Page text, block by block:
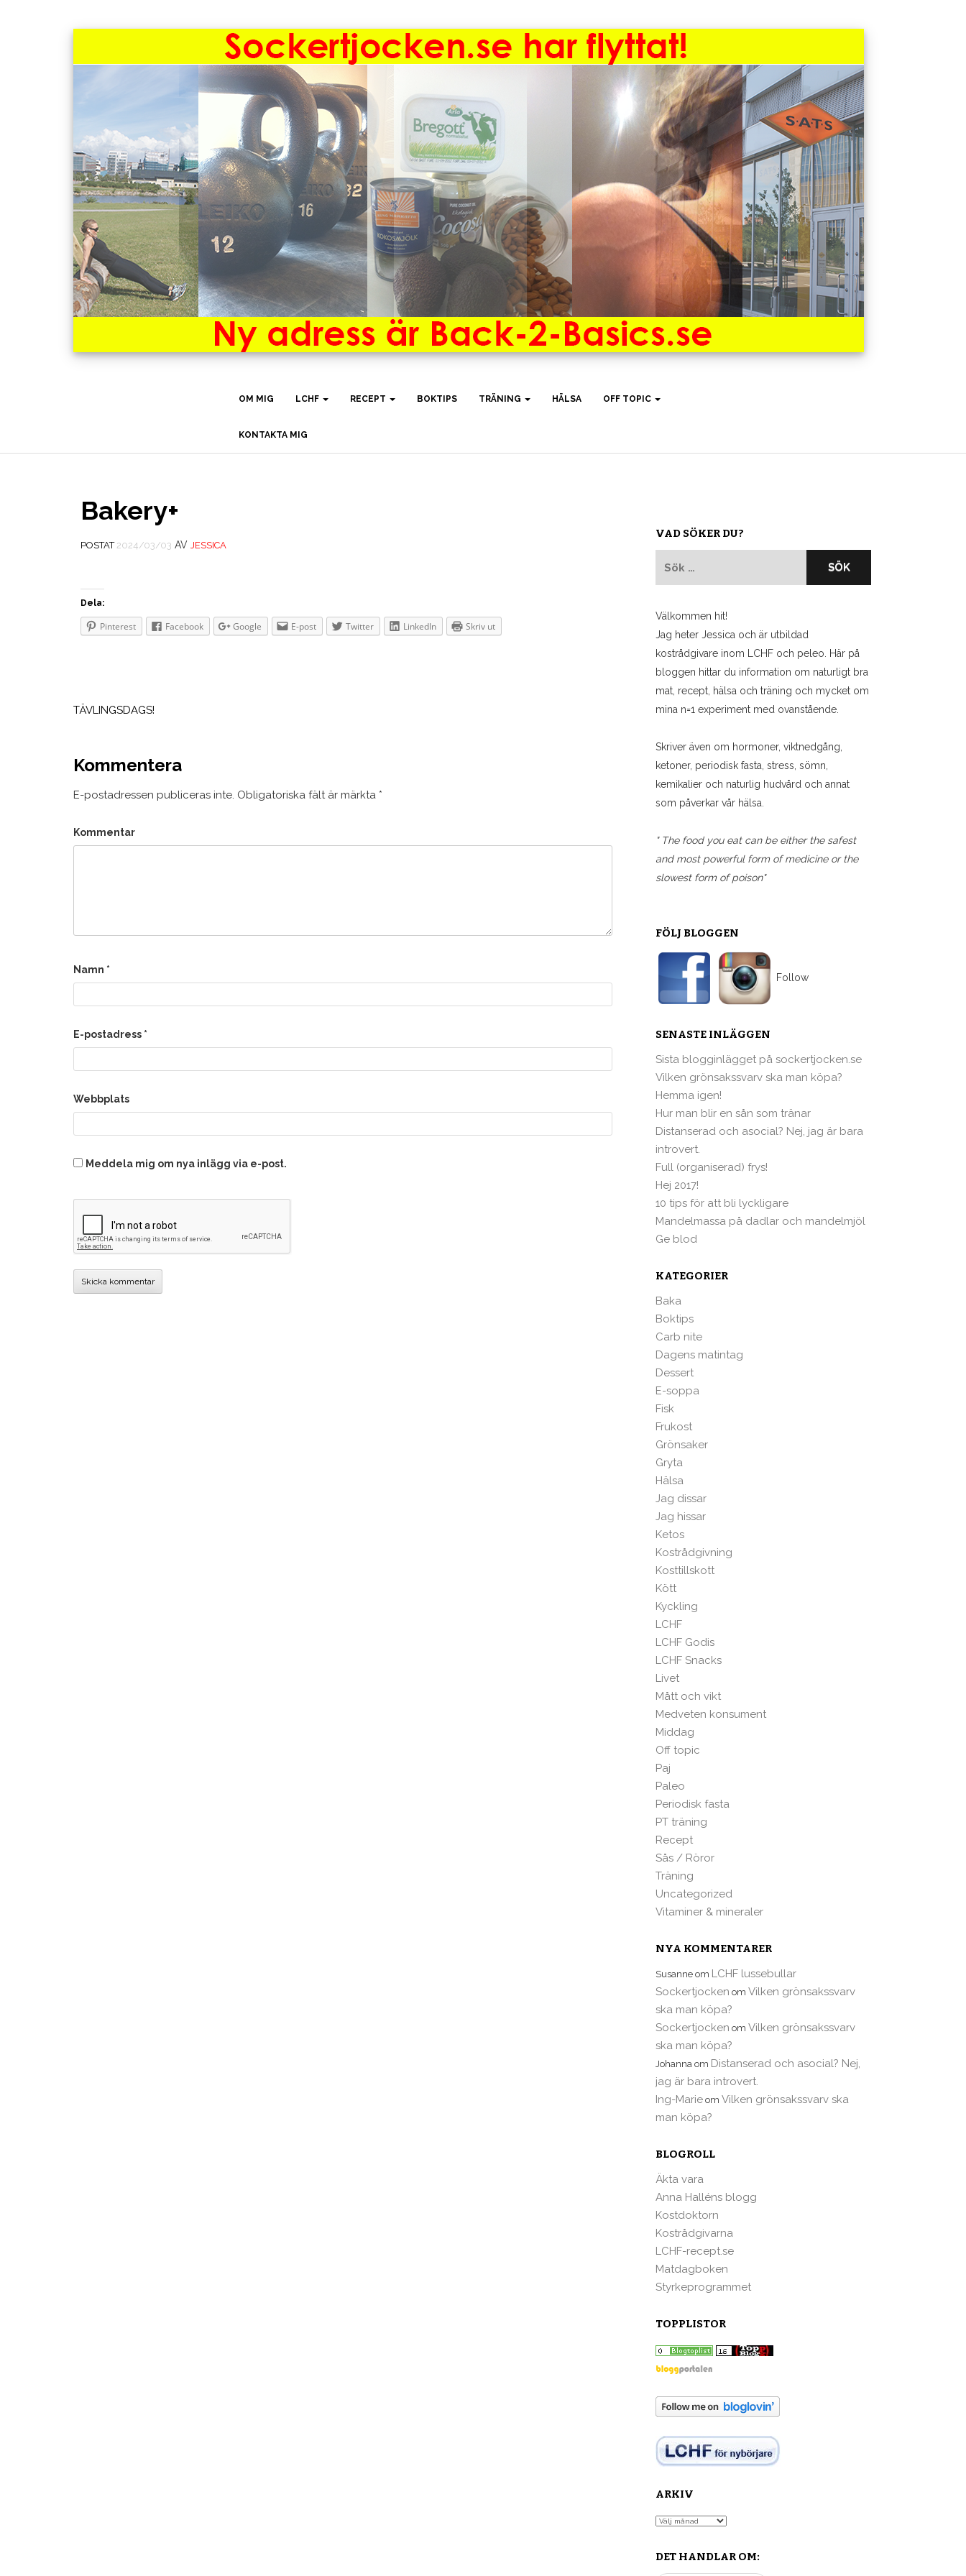
OM MIG LCHF RECEPT BOKTIPS TRÄNING HÄLSA OFF TOPIC
KONTAKTA MIG
Bakery+
POSTAT 2024/03/03 AV JESSICA
Dela:
Pinterest Facebook Google E-post Twitter LinkedIn Skriv ut
TÄVLINGSDAGS!
Kommentera
E-postadressen publiceras inte. Obligatoriska fält är märkta *
Kommentar
Namn *
E-postadress *
Webbplats
Meddela mig om nya inlägg via e-post.
VAD SÖKER DU?
Välkommen hit!
Jag heter Jessica och är utbildad
kostrådgivare inom LCHF och peleo. Här på
bloggen hittar du information om naturligt bra
mat, recept, hälsa och träning och mycket om
mina n=1 experiment med ovanstående.
Skriver även om hormoner, viktnedgång,
ketoner, periodisk fasta, stress, sömn,
kemikalier och naturlig hudvård och annat
som påverkar vår hälsa.
" The food you eat can be either the safest
and most powerful form of medicine or the
slowest form of poison"
FÖLJ BLOGGEN
Follow
SENASTE INLÄGGEN
Sista blogginlägget på sockertjocken.se
Vilken grönsakssvarv ska man köpa?
Hemma igen!
Hur man blir en sån som tränar
Distanserad och asocial? Nej, jag är bara
introvert.
Full (organiserad) frys!
Hej 2017!
10 tips för att bli lyckligare
Mandelmassa på dadlar och mandelmjöl
Ge blod
KATEGORIER
Baka
Boktips
Carb nite
Dagens matintag
Dessert
E-soppa
Fisk
Frukost
Grönsaker
Gryta
Hälsa
Jag dissar
Jag hissar
Ketos
Kostrådgivning
Kosttillskott
Kött
Kyckling
LCHF
LCHF Godis
LCHF Snacks
Livet
Mått och vikt
Medveten konsument
Middag
Off topic
Paj
Paleo
Periodisk fasta
PT träning
Recept
Sås / Röror
Träning
Uncategorized
Vitaminer & mineraler
NYA KOMMENTARER
Susanne om LCHF lussebullar
Sockertjocken om Vilken grönsakssvarv
ska man köpa?
Sockertjocken om Vilken grönsakssvarv
ska man köpa?
Johanna om Distanserad och asocial? Nej,
jag är bara introvert.
Ing-Marie om Vilken grönsakssvarv ska
man köpa?
BLOGROLL
Äkta vara
Anna Halléns blogg
Kostdoktorn
Kostrådgivarna
LCHF-recept.se
Matdagboken
Styrkeprogrammet
TOPPLISTOR
ARKIV
Arkiv
DET HANDLAR OM: